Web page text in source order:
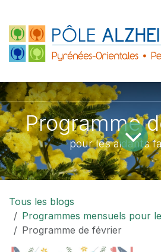
Programme
pour les aidants
Tous les blogs
Programmes mensuels pour
Programme de février